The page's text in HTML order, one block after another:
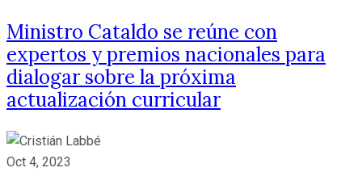
Ministro Cataldo se reúne con
expertos y premios nacionales para
dialogar sobre la próxima
actualización curricular
Oct 4, 2023